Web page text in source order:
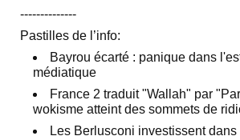
‐-‐-----------
Pastilles de l’info:
Bayrou écarté : panique dans
médiatique
France 2 traduit "Wallah" par
wokisme atteint des sommets de
Les Berlusconi investissent